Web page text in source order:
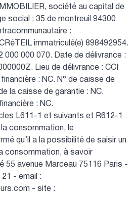
société au capital de
social : 35 de montreuil 94300
:
immatriculé(e) 898492954.
000 000 070. Date de délivrance :
Lieu de délivrance : CCI
: NC. N° de caisse de
la caisse de garantie : NC.
: NC.
L611-1 et suivants et R612-1
consommation, le
qu’il a la possibilité de saisir un
consommation, à savoir
55 avenue Marceau 75116 Paris -
- email :
- site :